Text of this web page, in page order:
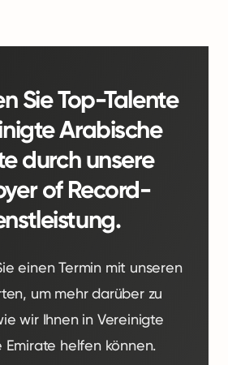
Sie Top-Talente
Arabische
durch unsere
of Record-
einen Termin mit unseren
um mehr darüber zu
wir Ihnen in Vereinigte
Emirate helfen können.